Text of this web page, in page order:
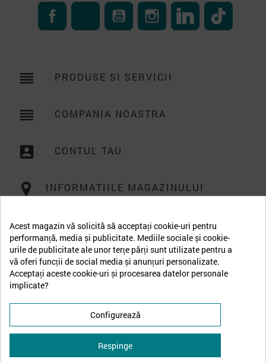
FacebookRSS YouTube InstagramLinkedIn
reorder PRODUSE SI SERVICII
reorder COMPANIA NOASTRA
account_box CONTUL TAU
INFORMATIILE MAGAZINULUI
Acest magazin vă solicită să acceptați cookie-uri pentru
performanță, media și publicitate. Mediile sociale și cookie-
urile de publicitate ale unor terțe părți sunt utilizate pentru a
vă oferi funcții de social media și anunțuri personalizate.
Acceptați aceste cookie-uri și procesarea datelor personale
implicate?
Configurează
Respinge